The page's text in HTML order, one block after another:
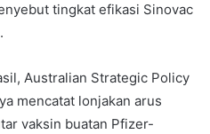
tingkat efikasi Sinovac
Australian Strategic Policy
mencatat lonjakan arus
vaksin buatan Pfizer-